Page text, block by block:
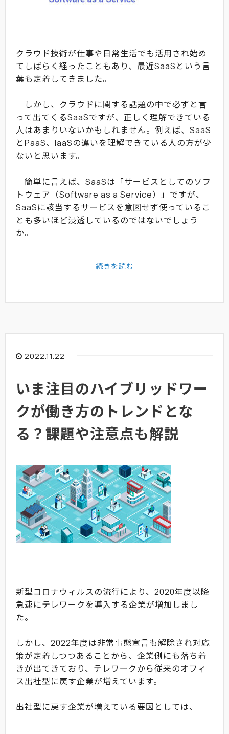
クラウド技術が仕事や日常生活でも活用され始め
てしばらく経ったこともあり、最近SaaSという言
葉も定着してきました。
しかし、クラウドに関する話題の中で必ずと言
って出てくるSaaSですが、正しく理解できている
人はあまりいないかもしれません。例えば、SaaS
とPaaS、IaaSの違いを理解できている人の方が少
ないと思います。
簡単に言えば、SaaSは「サービスとしてのソフ
トウェア（Software as a Service）」ですが、
SaaSに該当するサービスを意図せず使っているこ
とも多いほど浸透しているのではないでしょう
か。
続きを読む
2022.11.22
いま注目のハイブリッドワー
クが働き方のトレンドとな
る？課題や注意点も解説
新型コロナウィルスの流行により、2020年度以降
急速にテレワークを導入する企業が増加しまし
た。
しかし、2022年度は非常事態宣言も解除され対応
策が定着しつつあることから、企業側にも落ち着
きが出てきており、テレワークから従来のオフィ
ス出社型に戻す企業が増えています。
出社型に戻す企業が増えている要因としては、